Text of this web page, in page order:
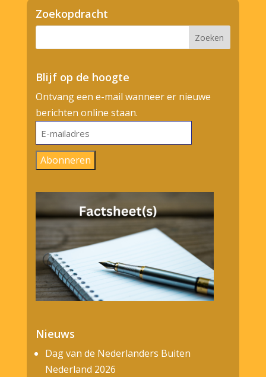
Zoekopdracht
Blijf op de hoogte
Ontvang een e-mail wanneer er nieuwe
berichten online staan.
E-
mailadres
Abonneren
Nieuws
Dag van de Nederlanders Buiten
Nederland 2026